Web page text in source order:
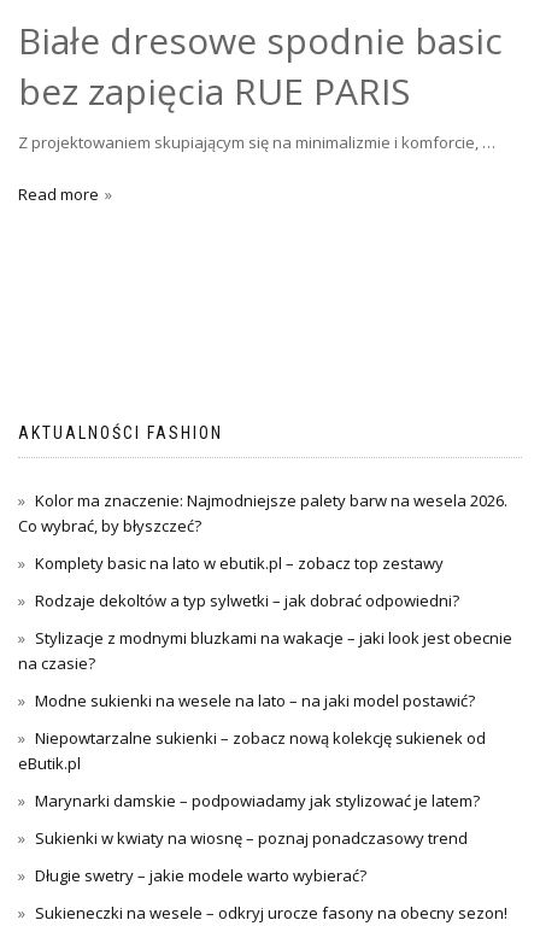
Białe dresowe spodnie basic
bez zapięcia RUE PARIS
Z projektowaniem skupiającym się na minimalizmie i komforcie, …
Read more
AKTUALNOŚCI FASHION
Kolor ma znaczenie: Najmodniejsze palety barw na wesela 2026.
Co wybrać, by błyszczeć?
Komplety basic na lato w ebutik.pl – zobacz top zestawy
Rodzaje dekoltów a typ sylwetki – jak dobrać odpowiedni?
Stylizacje z modnymi bluzkami na wakacje – jaki look jest obecnie
na czasie?
Modne sukienki na wesele na lato – na jaki model postawić?
Niepowtarzalne sukienki – zobacz nową kolekcję sukienek od
eButik.pl
Marynarki damskie – podpowiadamy jak stylizować je latem?
Sukienki w kwiaty na wiosnę – poznaj ponadczasowy trend
Długie swetry – jakie modele warto wybierać?
Sukieneczki na wesele – odkryj urocze fasony na obecny sezon!